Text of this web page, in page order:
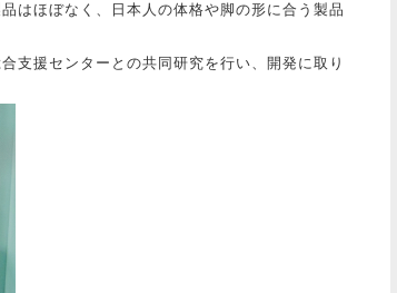
はほぼなく、日本人の体格や脚の形に合う製品
支援センターとの共同研究を行い、開発に取り